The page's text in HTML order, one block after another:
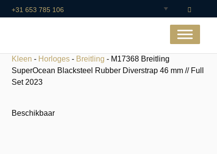
+31 653 785 106
Kleen - Horloges - Breitling - M17368 Breitling
SuperOcean Blacksteel Rubber Diverstrap 46 mm // Full
Set 2023
Beschikbaar